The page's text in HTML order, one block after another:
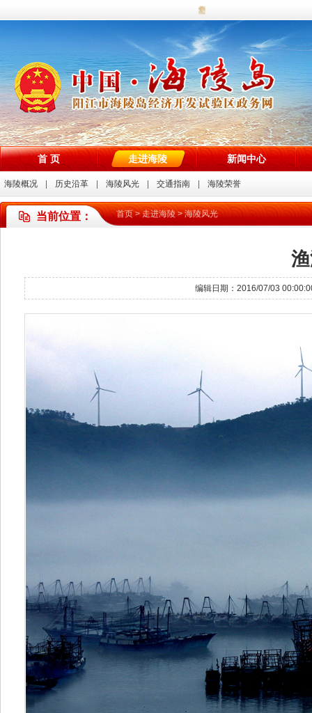
您好，欢迎访问海陵试验区政务
首 页 走进海陵 新闻中心
海陵概况 历史沿革 海陵风光 交通指南 海陵荣誉
当前位置： 首页>走进海陵>海陵风光
编辑日期：2016/07/03